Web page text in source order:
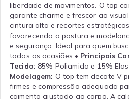
liberdade de movimentos. O top
garante charme e frescor ao
cintura alta e recortes
favorecendo a postura e
e segurança. Ideal para quem
todas as ocasiões.• Principais
Tecido: 85% Poliamida e 15%
Modelagem: O top tem decote V
firmes e compressão adequada
caimento ajustado ao corpo. A